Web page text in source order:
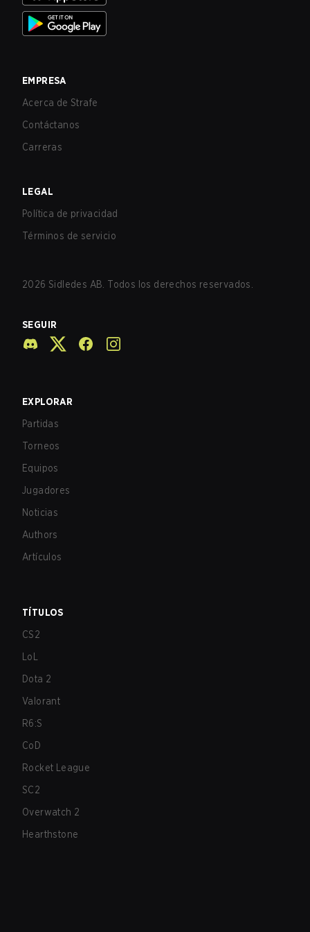
EMPRESA
Acerca de Strafe
Contáctanos
Carreras
LEGAL
Política de privacidad
Términos de servicio
2026 Sidledes AB. Todos los derechos reservados.
SEGUIR
EXPLORAR
Partidas
Torneos
Equipos
Jugadores
Noticias
Authors
Artículos
TÍTULOS
CS2
LoL
Dota 2
Valorant
R6:S
CoD
Rocket League
SC2
Overwatch 2
Hearthstone